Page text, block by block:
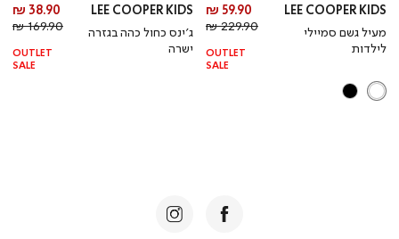
LEE COOPER KIDS
מעיל גשם סמיילי
לילדות
מחיר
מוצר
59.90 ₪
מחיר
רגיל
229.90 ₪
OUTLET
SALE
LEE COOPER KIDS
ג’ינס כחול כהה בגזרה
ישרה
38.90 ₪
169.90 ₪
OUTLET
SALE